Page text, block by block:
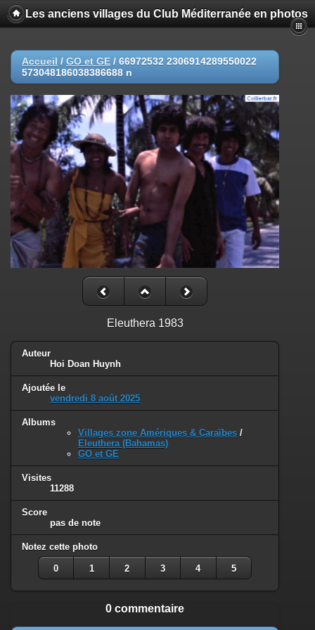
Les anciens villages du Club Méditerranée en photos
Accueil / GO et GE / 66972532 2306914289550022
573048186038386688 n
Eleuthera 1983
Auteur
Hoi Doan Huynh
Ajoutée le
vendredi 8 août 2025
Albums
Villages zone Amériques & Caraïbes /
Eleuthera (Bahamas)
GO et GE
Visites
11288
Score
pas de note
Notez cette photo
0 1 2 3 4 5
0 commentaire